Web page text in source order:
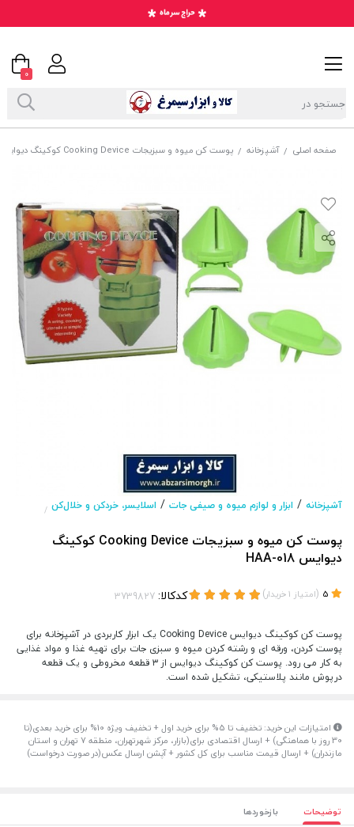
صفحه اصلی / آشپزخانه / پوست کن میوه و سبزیجات Cooking Device کوکینگ دیوایس HAA-018
آشپزخانه / ابزار و لوازم میوه و صیفی جات / اسلایسر، خردکن و خلال‌کن /
پوست کن میوه و سبزیجات Cooking Device کوکینگ
دیوایس HAA-018
(امتیاز 1خریدار) کدکالا:
پوست کن کوکینگ دیوایس Cooking Device یک ابزار کاربردی در آشپزخانه برای
پوست کردن، ورقه ای و رشته کردن میوه و سبزی جات برای تهیه غذا و مواد غذایی
به کار می رود. پوست کن کوکینگ دیوایس از ۳ قطعه مخروطی و یک قطعه
درپوش مانند پلاستیکی، تشکیل شده است.
امتیازات این خرید: تخفیف تا 5% برای خرید اول + تخفیف ویژه 10% برای خرید بعدی(تا
30 روز با هماهنگی) + ارسال اقتصادی برای(بازار، مرکز شهرتهران، منطقه 7 تهران و استان
مازندران) + ارسال قیمت مناسب برای کل کشور + آپشن ارسال عکس(در صورت درخواست)
توضیحات بازخوردها
0